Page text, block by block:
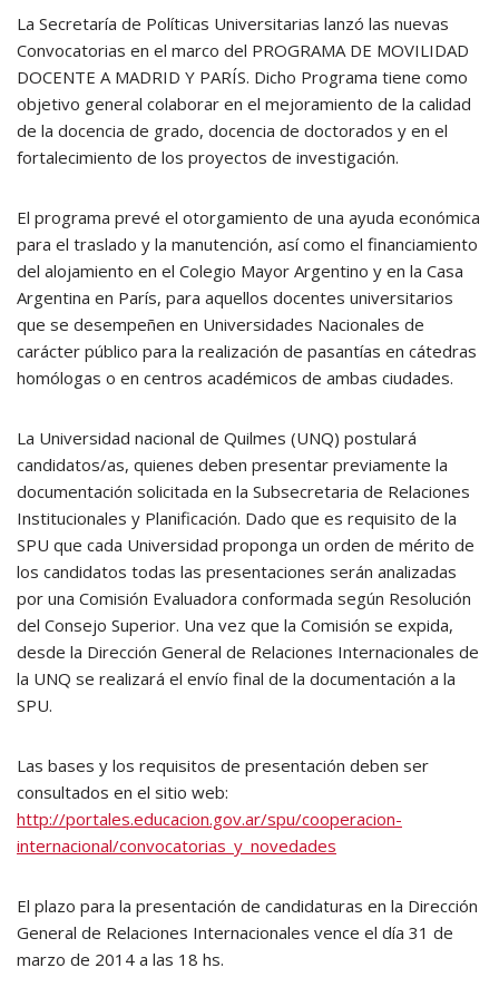
La Secretaría de Políticas Universitarias lanzó las nuevas
Convocatorias en el marco del PROGRAMA DE MOVILIDAD
DOCENTE A MADRID Y PARÍS. Dicho Programa tiene como
objetivo general colaborar en el mejoramiento de la calidad
de la docencia de grado, docencia de doctorados y en el
fortalecimiento de los proyectos de investigación.
El programa prevé el otorgamiento de una ayuda económica
para el traslado y la manutención, así como el financiamiento
del alojamiento en el Colegio Mayor Argentino y en la Casa
Argentina en París, para aquellos docentes universitarios
que se desempeñen en Universidades Nacionales de
carácter público para la realización de pasantías en cátedras
homólogas o en centros académicos de ambas ciudades.
La Universidad nacional de Quilmes (UNQ) postulará
candidatos/as, quienes deben presentar previamente la
documentación solicitada en la Subsecretaria de Relaciones
Institucionales y Planificación. Dado que es requisito de la
SPU que cada Universidad proponga un orden de mérito de
los candidatos todas las presentaciones serán analizadas
por una Comisión Evaluadora conformada según Resolución
del Consejo Superior. Una vez que la Comisión se expida,
desde la Dirección General de Relaciones Internacionales de
la UNQ se realizará el envío final de la documentación a la
SPU.
Las bases y los requisitos de presentación deben ser
consultados en el sitio web:
http://portales.educacion.gov.ar/spu/cooperacion-
internacional/convocatorias_y_novedades
El plazo para la presentación de candidaturas en la Dirección
General de Relaciones Internacionales vence el día 31 de
marzo de 2014 a las 18 hs.